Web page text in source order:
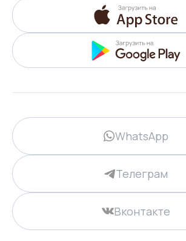
WhatsApp
Телеграм
Вконтакте